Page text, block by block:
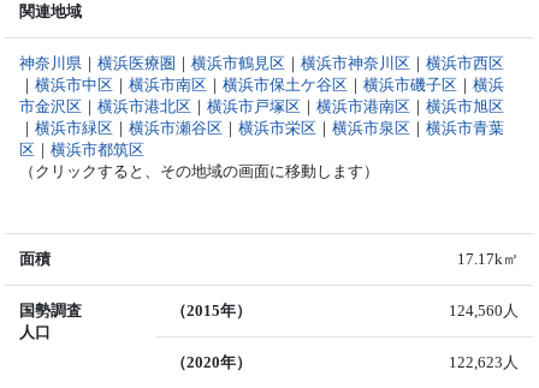
関連地域
神奈川県 ｜横浜医療圏 ｜横浜市鶴見区 ｜横浜市神奈川区 ｜横浜市西区
｜横浜市中区 ｜横浜市南区 ｜横浜市保土ケ谷区 ｜横浜市磯子区 ｜横浜
市金沢区 ｜横浜市港北区 ｜横浜市戸塚区 ｜横浜市港南区 ｜横浜市旭区
｜横浜市緑区 ｜横浜市瀬谷区 ｜横浜市栄区 ｜横浜市泉区 ｜横浜市青葉
区 ｜横浜市都筑区
（クリックすると、その地域の画面に移動します）
面積 17.17k㎡
国勢調査
人口
（2015年） 124,560人
（2020年） 122,623人